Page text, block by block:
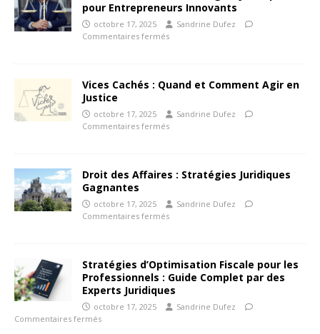
pour Entrepreneurs Innovants
octobre 17, 2025
Sandrine Dufez
Commentaires fermés
Vices Cachés : Quand et Comment Agir en
Justice
octobre 17, 2025
Sandrine Dufez
Commentaires fermés
Droit des Affaires : Stratégies Juridiques
Gagnantes
octobre 17, 2025
Sandrine Dufez
Commentaires fermés
Stratégies d’Optimisation Fiscale pour les
Professionnels : Guide Complet par des
Experts Juridiques
octobre 17, 2025
Sandrine Dufez
Commentaires fermés